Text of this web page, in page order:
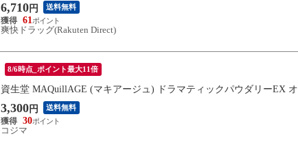
6,710 円 送料無料
61
爽快ドラッグ(Rakuten Direct)
8/6時点_ポイント最大11倍
資生堂 MAQuillAGE (マキアージュ) ドラマティックパウダリーEX
3,300 円 送料無料
30
コジマ